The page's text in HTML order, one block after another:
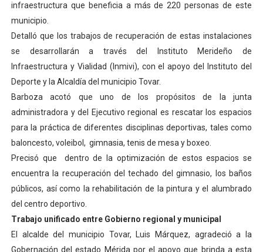
Balance semestral impulsa inclusión y atención a
Plan Vacacional Comunitario “Ríe 2026” recorre las
infraestructura que beneficia a más de 220 personas de este
municipio.
Detalló que los trabajos de recuperación de estas instalaciones
se desarrollarán a través del Instituto Merideño de
Infraestructura y Vialidad (Inmivi), con el apoyo del Instituto del
Deporte y la Alcaldía del municipio Tovar.
Barboza acotó que uno de los propósitos de la junta
administradora y del Ejecutivo regional es rescatar los espacios
para la práctica de diferentes disciplinas deportivas, tales como
baloncesto, voleibol, gimnasia, tenis de mesa y boxeo.
Precisó que dentro de la optimización de estos espacios se
encuentra la recuperación del techado del gimnasio, los baños
públicos, así como la rehabilitación de la pintura y el alumbrado
del centro deportivo.
Trabajo unificado entre Gobierno regional y municipal
El alcalde del municipio Tovar, Luis Márquez, agradeció a la
Gobernación del estado Mérida por el apoyo que brinda a esta